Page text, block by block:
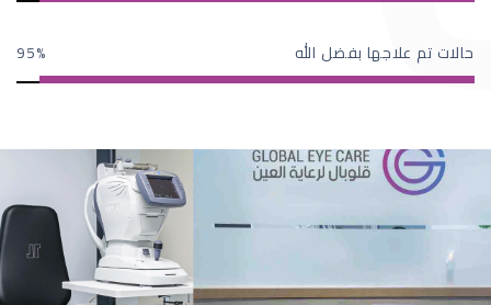
حالات تم علاجها بفضل الله 95